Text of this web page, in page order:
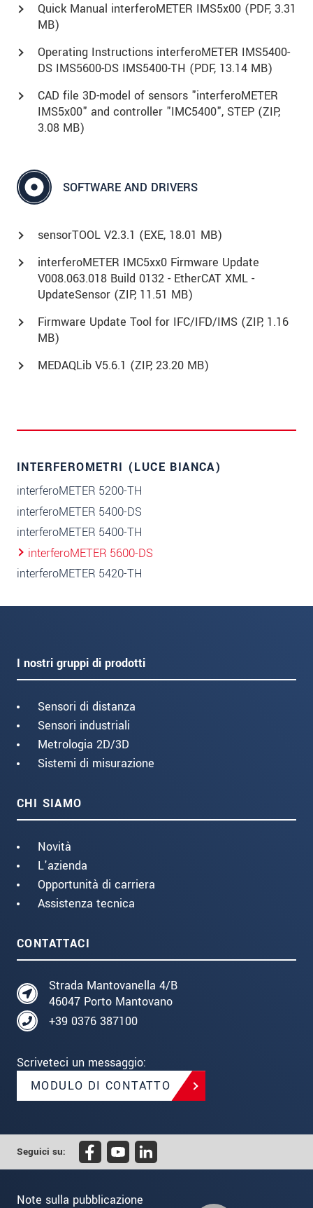
Quick Manual interferoMETER IMS5x00 (PDF, 3.31
MB)
Operating Instructions interferoMETER IMS5400-
DS IMS5600-DS IMS5400-TH (PDF, 13.14 MB)
CAD file 3D-model of sensors "interferoMETER
IMS5x00" and controller "IMC5400", STEP (ZIP,
3.08 MB)
SOFTWARE AND DRIVERS
sensorTOOL V2.3.1 (EXE, 18.01 MB)
interferoMETER IMC5xx0 Firmware Update
V008.063.018 Build 0132 - EtherCAT XML -
UpdateSensor (ZIP, 11.51 MB)
Firmware Update Tool for IFC/IFD/IMS (ZIP, 1.16
MB)
MEDAQLib V5.6.1 (ZIP, 23.20 MB)
INTERFEROMETRI (LUCE BIANCA)
interferoMETER 5200-TH
interferoMETER 5400-DS
interferoMETER 5400-TH
interferoMETER 5600-DS
interferoMETER 5420-TH
I nostri gruppi di prodotti
Sensori di distanza
Sensori industriali
Metrologia 2D/3D
Sistemi di misurazione
CHI SIAMO
Novità
L'azienda
Opportunità di carriera
Assistenza tecnica
CONTATTACI
Strada Mantovanella 4/B
46047 Porto Mantovano
+39 0376 387100
Scriveteci un messaggio:
MODULO DI CONTATTO
Seguici su:
Note sulla pubblicazione